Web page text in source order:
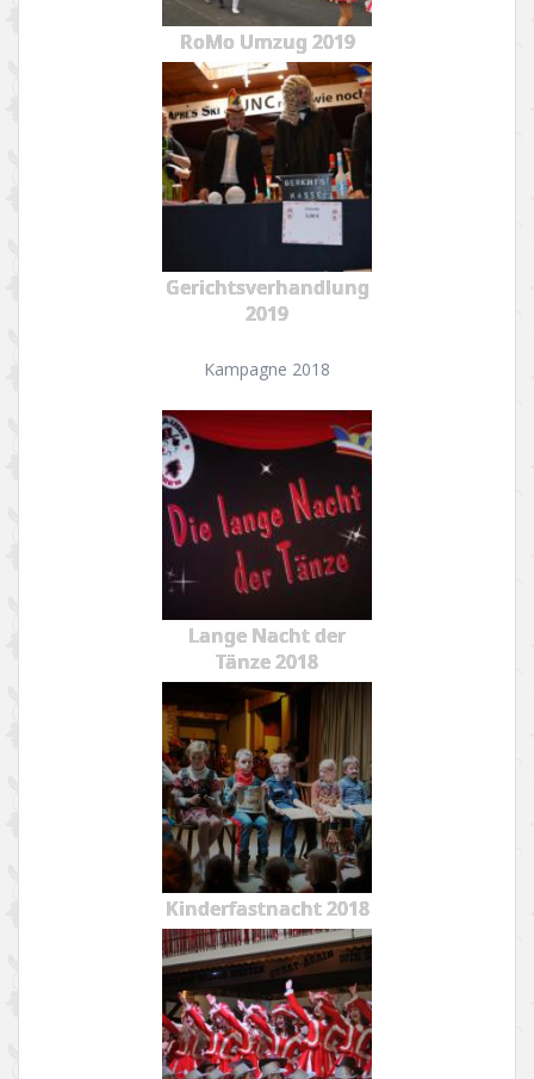
RoMo Umzug 2019
Gerichtsverhandlung
2019
Kampagne 2018
Lange Nacht der
Tänze 2018
Kinderfastnacht 2018